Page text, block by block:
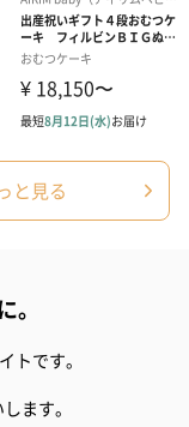
ざいます。オプシ
と見る
。
トです。
ます。